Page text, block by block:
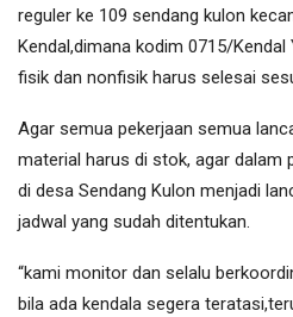
reguler ke 109 sendang kulon
Kendal,dimana kodim 0715/
fisik dan nonfisik harus selesai
Agar semua pekerjaan semua
material harus di stok, agar dalam
di desa Sendang Kulon menjadi
jadwal yang sudah ditentukan.
“kami monitor dan selalu
bila ada kendala segera